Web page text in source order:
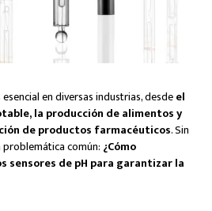
en diversas industrias, desdeel
la producción de alimentos y
de productos farmacéuticos. Sin
común: ¿Cómo
sensores de pH para garantizar la